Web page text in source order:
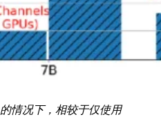
情况下，相较于仅使用